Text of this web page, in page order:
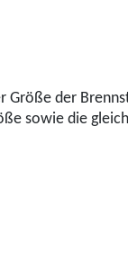
der
sowie die